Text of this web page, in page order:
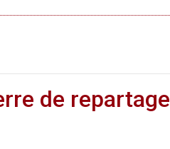
de repartage